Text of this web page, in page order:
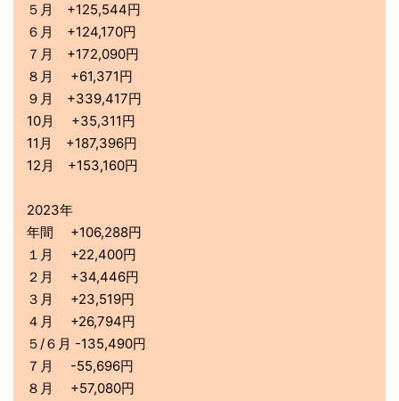
５月 +125,544円
６月 +124,170円
７月 +172,090円
８月 +61,371円
９月 +339,417円
10月 +35,311円
11月 +187,396円
12月 +153,160円
2023年
年間 +106,288円
１月 +22,400円
２月 +34,446円
３月 +23,519円
４月 +26,794円
５/６月 -135,490円
７月 -55,696円
８月 +57,080円